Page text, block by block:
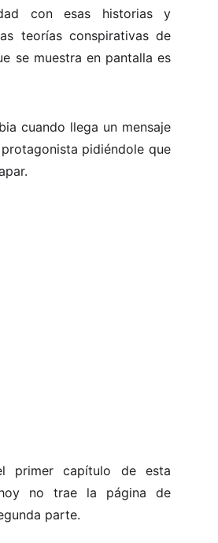
con esas historias y
teorías conspirativas de
se muestra en pantalla es
cuando llega un mensaje
pidiéndole que
primer capítulo de esta
no trae la página de
parte.